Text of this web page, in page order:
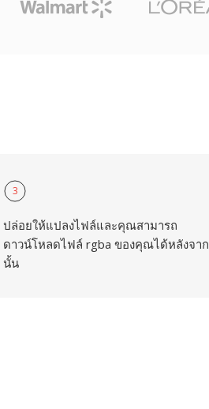
3
ปล่อยให้แปลงไฟล์และคุณสามารถ
ดาวน์โหลดไฟล์ rgba ของคุณได้หลังจาก
นั้น